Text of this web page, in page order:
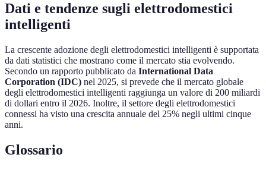
Dati e tendenze sugli elettrodomestici
intelligenti
La crescente adozione degli elettrodomestici intelligenti è supportata
da dati statistici che mostrano come il mercato stia evolvendo.
Secondo un rapporto pubblicato da International Data
Corporation (IDC) nel 2025, si prevede che il mercato globale
degli elettrodomestici intelligenti raggiunga un valore di 200 miliardi
di dollari entro il 2026. Inoltre, il settore degli elettrodomestici
connessi ha visto una crescita annuale del 25% negli ultimi cinque
anni.
Glossario